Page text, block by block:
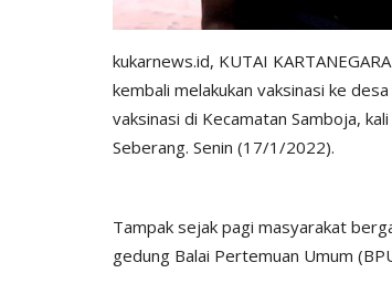
kukarnews.id, KUTAI
kembali melakukan vaksinasi ke
vaksinasi di Kecamatan Samboja,
Seberang. Senin (17/1/2022).
Tampak sejak pagi masyarakat
gedung Balai Pertemuan Umum